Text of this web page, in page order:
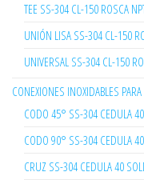
TEE SS-304 CL-150 ROSCA
UNIÓN LISA SS-304 CL-150
UNIVERSAL SS-304 CL-150
CONEXIONES INOXIDABLES
CODO 45° SS-304 CEDULA
CODO 90° SS-304 CEDULA
CRUZ SS-304 CEDULA 40